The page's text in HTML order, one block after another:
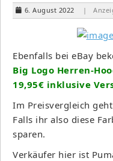
6. August 2022 |
Ebenfalls bei eBay
Big Logo Herren-
19,95€ inklusive
Im Preisvergleich
Falls ihr also diese
sparen.
Verkäufer hier ist